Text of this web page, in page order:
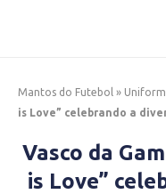
Mantos do Futebol »
is Love” celebrando a
Vasco da
is Love”